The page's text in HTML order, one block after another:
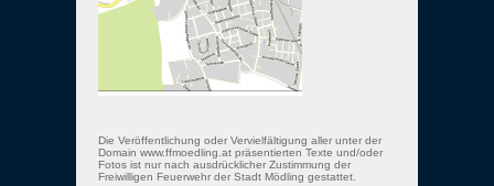
Die Veröffentlichung oder Vervielfältigung aller unter der
Domain www.ffmoedling.at präsentierten Texte und/oder
Fotos ist nur nach ausdrücklicher Zustimmung der
Freiwilligen Feuerwehr der Stadt Mödling gestattet.